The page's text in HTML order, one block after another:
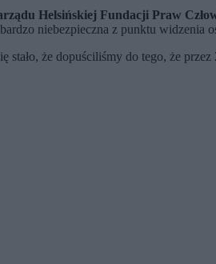
Helsińskiej Fundacji Praw
niebezpieczna z punktu widzenia
że dopuściliśmy do tego, że